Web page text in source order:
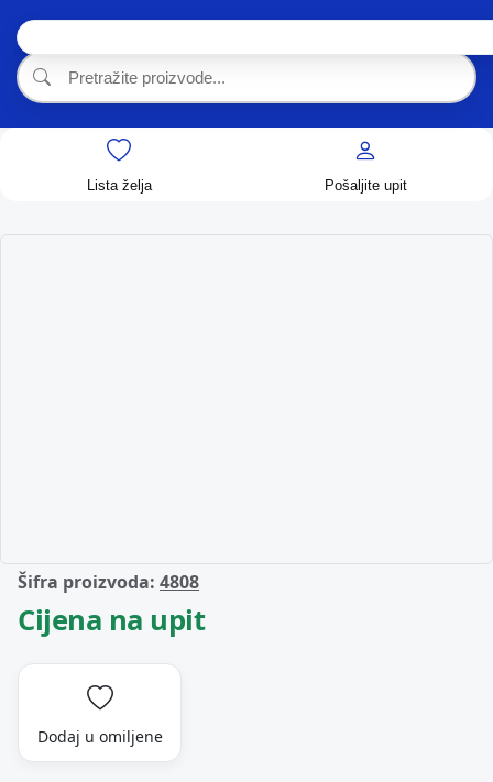
Lista želja Pošaljite upit
Šifra proizvoda: 4808
Cijena na upit
Dodaj u omiljene